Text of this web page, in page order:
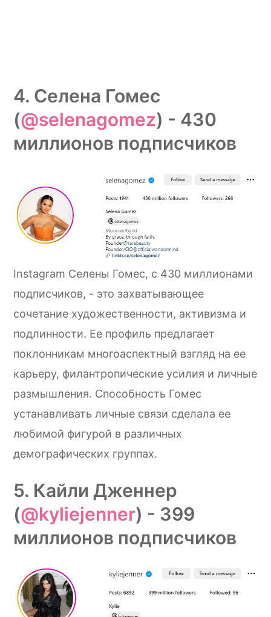
4. Селена Гомес
(@selenagomez) - 430
миллионов подписчиков
Instagram Селены Гомес, с 430 миллионами
подписчиков, - это захватывающее
сочетание художественности, активизма и
подлинности. Ее профиль предлагает
поклонникам многоаспектный взгляд на ее
карьеру, филантропические усилия и личные
размышления. Способность Гомес
устанавливать личные связи сделала ее
любимой фигурой в различных
демографических группах.
5. Кайли Дженнер
(@kyliejenner) - 399
миллионов подписчиков